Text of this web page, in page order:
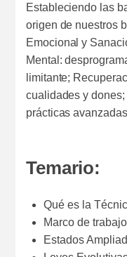
Estableciendo las
origen de nuestros
Emocional y
Mental:
limitante;
cualidades y
prácticas avanzadas
Temario:
Qué es la
Marco de
Estados